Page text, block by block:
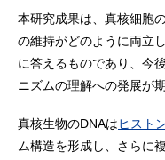
本研究成果は、真核細胞
の維持がどのように両立
に答えるものであり、今
ニズムの理解への発展が
真核生物のDNAはヒスト
ム構造を形成し、さらに